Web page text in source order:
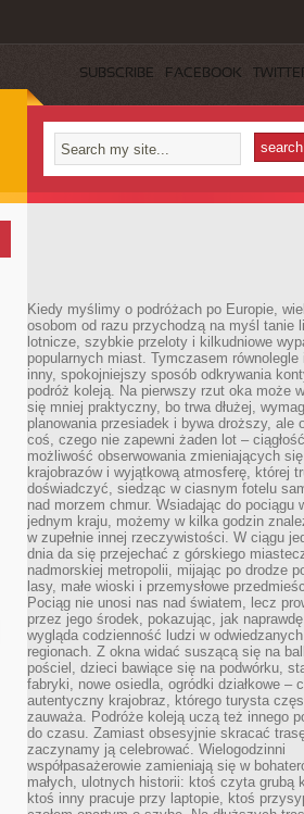
SUBSCRIBE FACEBOOK
Kiedy myślimy o podróżach po Europie,
osobom od razu przychodzą na myśl tanie
lotnicze, szybkie przeloty i kilkudniowe
popularnych miast. Tymczasem równolegle
inny, spokojniejszy sposób odkrywania
podróż koleją. Na pierwszy rzut oka może
się mniej praktyczny, bo trwa dłużej,
planowania przesiadek i bywa droższy, ale
coś, czego nie zapewni żaden lot –
możliwość obserwowania zmieniających się
krajobrazów i wyjątkową atmosferę, której
doświadczyć, siedząc w ciasnym fotelu
nad morzem chmur. Wsiadając do pociągu
jednym kraju, możemy w kilka godzin
w zupełnie innej rzeczywistości. W ciągu
dnia da się przejechać z górskiego
nadmorskiej metropolii, mijając po drodze
lasy, małe wioski i przemysłowe
Pociąg nie unosi nas nad światem, lecz
przez jego środek, pokazując, jak naprawdę
wygląda codzienność ludzi w odwiedzanych
regionach. Z okna widać suszącą się na
pościel, dzieci bawiące się na podwórku,
fabryki, nowe osiedla, ogródki działkowe –
autentyczny krajobraz, którego turysta
zauważa. Podróże koleją uczą też innego
do czasu. Zamiast obsesyjnie skracać
zaczynamy ją celebrować. Wielogodzinni
współpasażerowie zamieniają się w
małych, ulotnych historii: ktoś czyta grubą
ktoś inny pracuje przy laptopie, ktoś